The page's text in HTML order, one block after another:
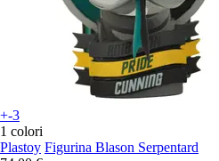
+-3
1 colori
Plastoy Figurina Blason Serpentard